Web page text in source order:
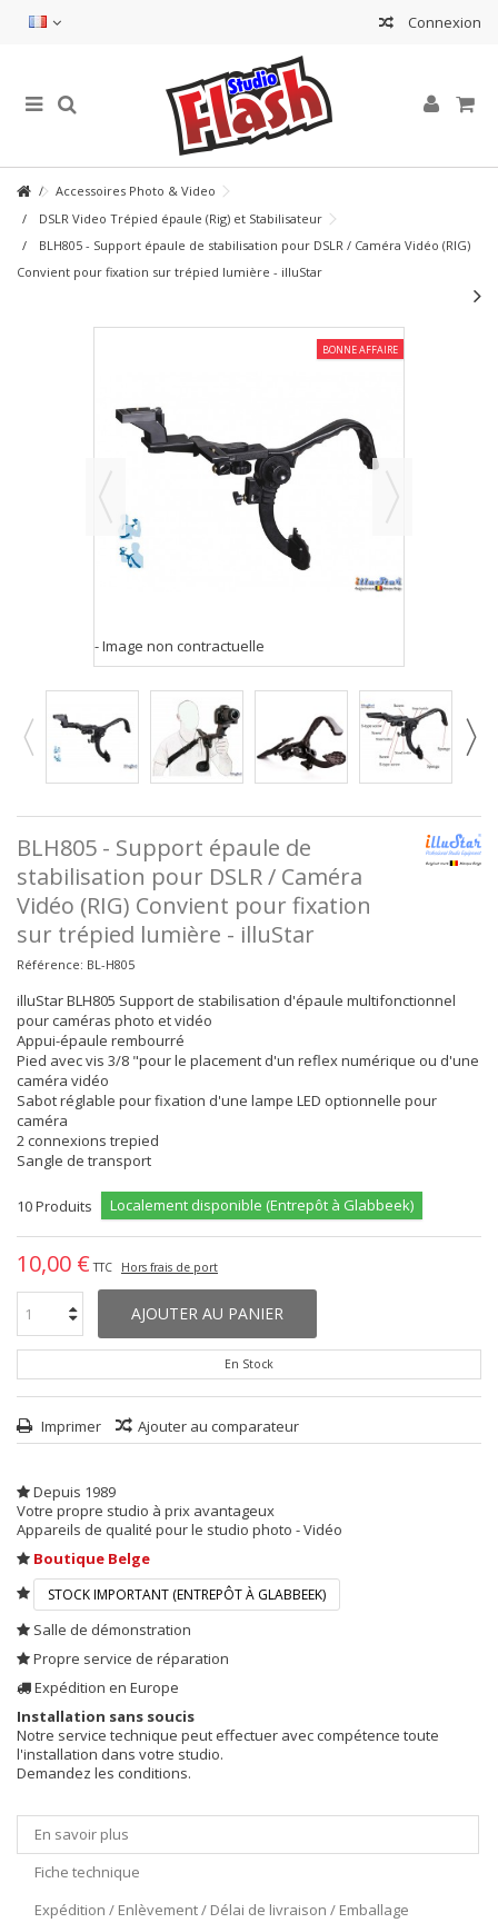
Connexion
Accessoires Photo & Video
DSLR Video Trépied épaule (Rig) et Stabilisateur
BLH805 - Support épaule de stabilisation pour DSLR / Caméra Vidéo (RIG)
Convient pour fixation sur trépied lumière - illuStar
BONNE AFFAIRE
- Image non contractuelle
BLH805 - Support épaule de
stabilisation pour DSLR / Caméra
Vidéo (RIG) Convient pour fixation
sur trépied lumière - illuStar
Référence: BL-H805
illuStar BLH805 Support de stabilisation d'épaule multifonctionnel
pour caméras photo et vidéo
Appui-épaule rembourré
Pied avec vis 3/8 "pour le placement d'un reflex numérique ou d'une
caméra vidéo
Sabot réglable pour fixation d'une lampe LED optionnelle pour
caméra
2 connexions trepied
Sangle de transport
10Produits Localement disponible (Entrepôt à Glabbeek)
10,00 € TTC Hors frais de port
AJOUTER AU PANIER
En Stock
Imprimer Ajouter au comparateur
Depuis 1989
Votre propre studio à prix avantageux
Appareils de qualité pour le studio photo - Vidéo
Boutique Belge
STOCK IMPORTANT (ENTREPÔT À GLABBEEK)
Salle de démonstration
Propre service de réparation
Expédition en Europe
Installation sans soucis
Notre service technique peut effectuer avec compétence toute
l'installation dans votre studio.
Demandez les conditions.
En savoir plus
Fiche technique
Expédition / Enlèvement / Délai de livraison / Emballage